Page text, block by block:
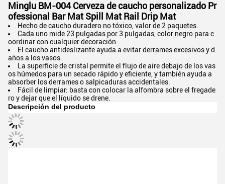
Minglu BM-004 Cerveza de caucho personalizado Pr
ofessional Bar Mat Spill Mat Rail Drip Mat
Hecho de caucho duradero no tóxico, valor de 2 paquetes.
Cada uno mide 23 pulgadas por 3 pulgadas, color negro para c
oordinar con cualquier decoración
El caucho antideslizante ayuda a evitar derrames excesivos y d
años a los vasos.
La superficie de cristal permite el flujo de aire debajo de los vas
os húmedos para un secado rápido y eficiente, y también ayuda a
absorber los derrames o salpicaduras accidentales.
Fácil de limpiar: basta con colocar la alfombra sobre el fregade
ro y dejar que el líquido se drene.
Descripción del producto